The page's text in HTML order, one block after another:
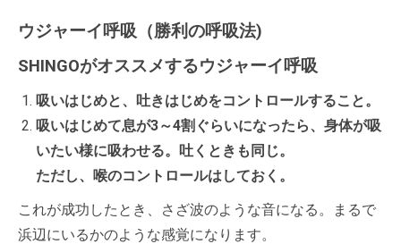
ウジャーイ呼吸（勝利の呼吸法)
SHINGOがオススメするウジャーイ呼吸
吸いはじめと、吐きはじめをコントロールすること。
吸いはじめて息が3～4割ぐらいになったら、身体が吸
いたい様に吸わせる。吐くときも同じ。
ただし、喉のコントロールはしておく。
これが成功したとき、さざ波のような音になる。まるで
浜辺にいるかのような感覚になります。